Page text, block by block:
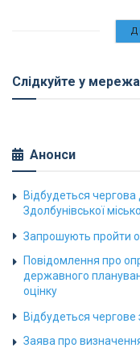
Слідкуйте у
Анонси
Відбудеться чергова
Здолбунівської
Запрошують пройти
Повідомлення про
державного
оцінку
Відбудеться чергове
Заява про